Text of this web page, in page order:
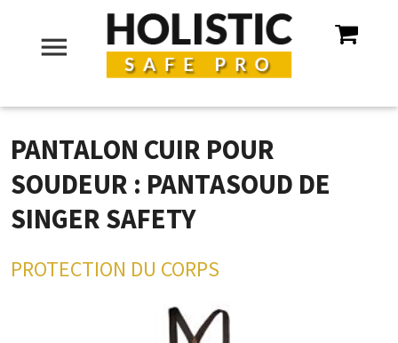
menu
PANTALON CUIR POUR
SOUDEUR : PANTASOUD DE
SINGER SAFETY
PROTECTION DU CORPS